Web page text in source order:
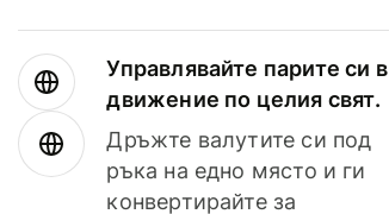
Управлявайте парите си в
движение по целия свят.
Дръжте валутите си под
ръка на едно място и ги
конвертирайте за